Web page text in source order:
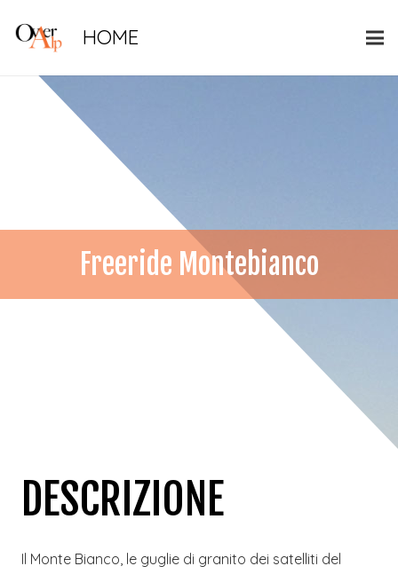
HOME
Freeride Montebianco
DESCRIZIONE
Il Monte Bianco, le guglie di granito dei satelliti del